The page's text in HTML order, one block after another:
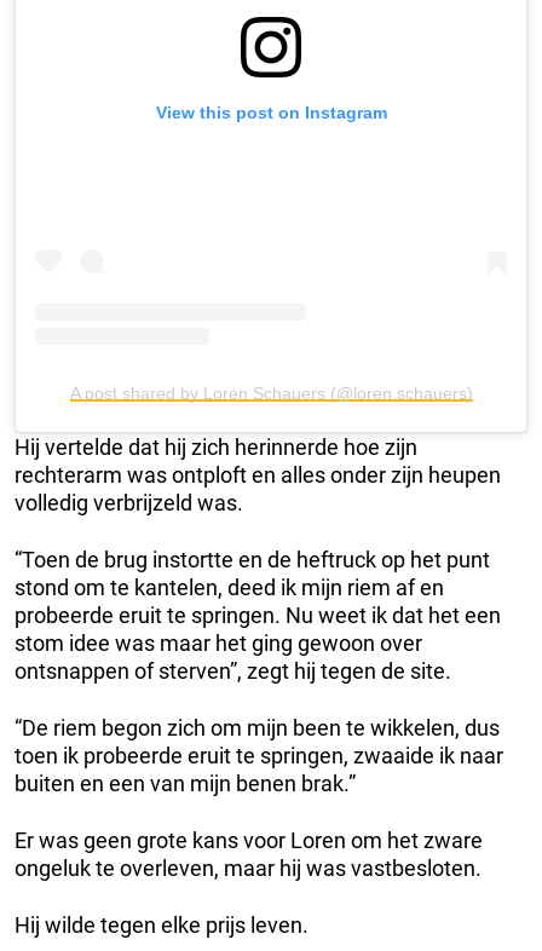
View this post on Instagram
A post shared by Loren Schauers (@loren.schauers)
Hij vertelde dat hij zich herinnerde hoe zijn
rechterarm was ontploft en alles onder zijn heupen
volledig verbrijzeld was.
“Toen de brug instortte en de heftruck op het punt
stond om te kantelen, deed ik mijn riem af en
probeerde eruit te springen. Nu weet ik dat het een
stom idee was maar het ging gewoon over
ontsnappen of sterven”, zegt hij tegen de site.
“De riem begon zich om mijn been te wikkelen, dus
toen ik probeerde eruit te springen, zwaaide ik naar
buiten en een van mijn benen brak.”
Er was geen grote kans voor Loren om het zware
ongeluk te overleven, maar hij was vastbesloten.
Hij wilde tegen elke prijs leven.